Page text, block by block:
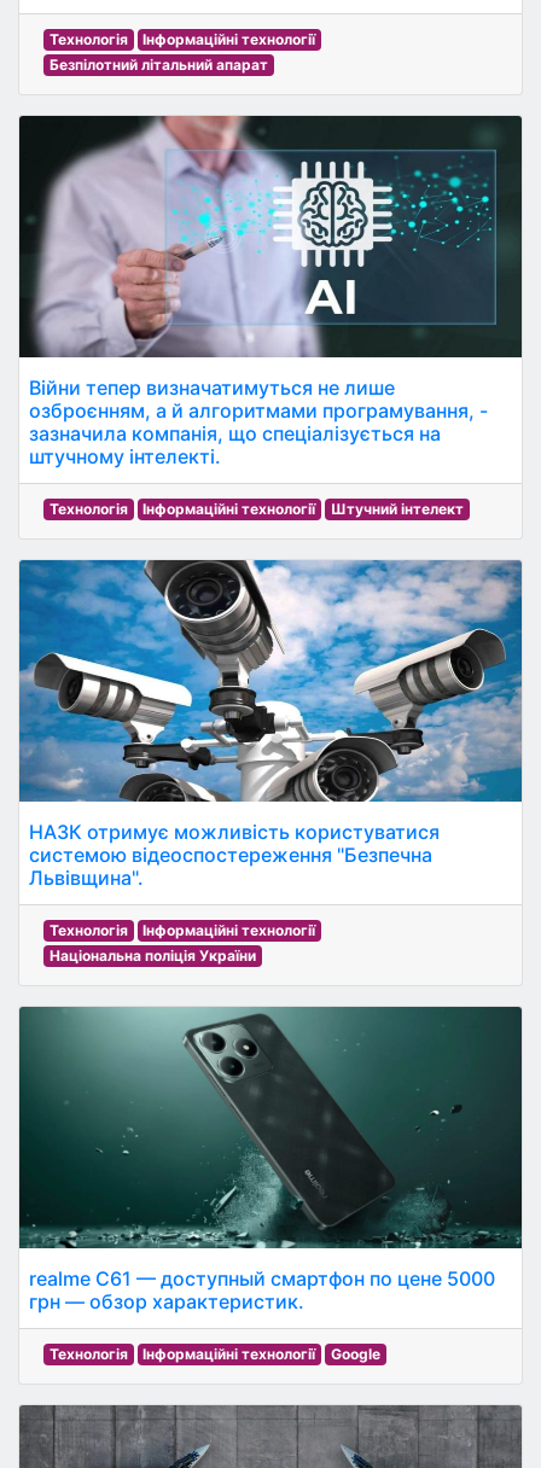
Технологія
Інформаційні технології
Безпілотний літальний апарат
Війни тепер визначатимуться не лише
озброєнням, а й алгоритмами програмування, -
зазначила компанія, що спеціалізується на
штучному інтелекті.
Технологія Інформаційні технології Штучний інтелект
НАЗК отримує можливість користуватися
системою відеоспостереження "Безпечна
Львівщина".
Технологія
Інформаційні технології
Національна поліція України
realme C61 — доступный смартфон по цене 5000
грн — обзор характеристик.
Технологія Інформаційні технології Google